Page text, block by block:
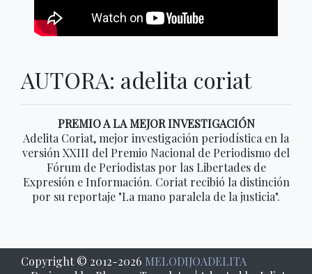
AUTORA: adelita coriat
PREMIO A LA MEJOR INVESTIGACIÓN
Adelita Coriat, mejor investigación periodística en la
versión XXIII del Premio Nacional de Periodismo del
Fórum de Periodistas por las Libertades de
Expresión e Información. Coriat recibió la distinción
por su reportaje "La mano paralela de la justicia".
Copyright © 2012-2026 MELODIJOADELITA